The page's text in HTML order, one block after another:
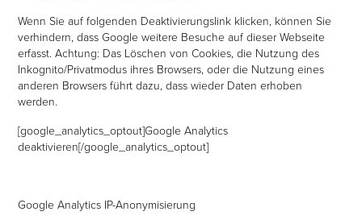
Wenn Sie auf folgenden Deaktivierungslink klicken, können Sie
verhindern, dass Google weitere Besuche auf dieser Webseite
erfasst. Achtung: Das Löschen von Cookies, die Nutzung des
Inkognito/Privatmodus ihres Browsers, oder die Nutzung eines
anderen Browsers führt dazu, dass wieder Daten erhoben
werden.
[google_analytics_optout]Google Analytics
deaktivieren[/google_analytics_optout]
Google Analytics IP-Anonymisierung